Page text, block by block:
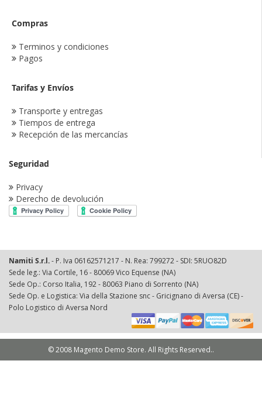
Compras
Terminos y condiciones
Pagos
Tarifas y Envíos
Transporte y entregas
Tiempos de entrega
Recepción de las mercancías
Seguridad
Privacy
Derecho de devolución
Namiti S.r.l.- P. Iva 06162571217 - N. Rea: 799272 - SDI: 5RUO82D
Sede leg.: Via Cortile, 16 - 80069 Vico Equense (NA)
Sede Op.: Corso Italia, 192 - 80063 Piano di Sorrento (NA)
Sede Op. e Logistica: Via della Stazione snc - Gricignano di Aversa (CE) -
Polo Logistico di Aversa Nord
© 2008 Magento Demo Store. All Rights Reserved..